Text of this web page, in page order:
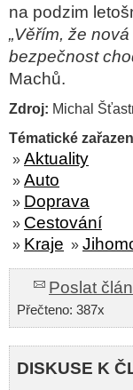
na podzim
„Věřím, že
bezpečnost
Machů.
Zdroj: Michal
Tématické
» Aktuality
» Auto
» Doprava
» Cestování
» Kraje »
Poslat
Přečteno: 387x
DISKUSE K